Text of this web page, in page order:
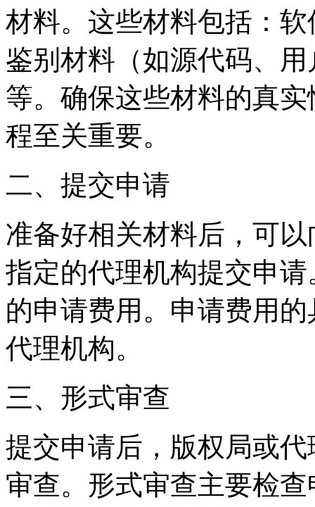
材料。这些材料包括：
鉴别材料（如源代码、
等。确保这些材料的真
程至关重要。
二、提交申请
准备好相关材料后，可
指定的代理机构提交申
的申请费用。申请费用
代理机构。
三、形式审查
提交申请后，版权局或
审查。形式审查主要检